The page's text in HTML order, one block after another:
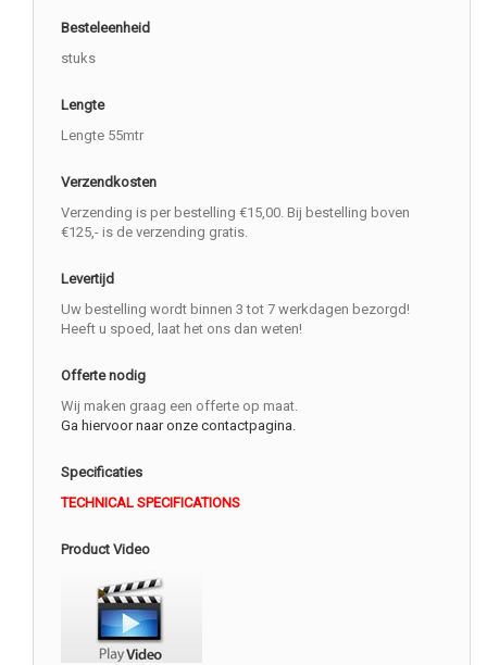
Besteleenheid
stuks
Lengte
Lengte 55mtr
Verzendkosten
Verzending is per bestelling €15,00. Bij bestelling boven
€125,- is de verzending gratis.
Levertijd
Uw bestelling wordt binnen 3 tot 7 werkdagen bezorgd!
Heeft u spoed, laat het ons dan weten!
Offerte nodig
Wij maken graag een offerte op maat.
Ga hiervoor naar onze contactpagina.
Specificaties
TECHNICAL SPECIFICATIONS
Product Video